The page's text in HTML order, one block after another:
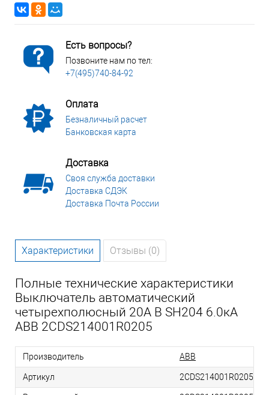
Есть вопросы?
Позвоните нам по тел:
+7(495)740-84-92
Оплата
Безналичный расчет
Банковская карта
Доставка
Своя служба доставки
Доставка СДЭК
Доставка Почта России
Характеристики Отзывы (0)
Полные технические характеристики
Выключатель автоматический
четырехполюсный 20А B SH204 6.0кА
ABB 2CDS214001R0205
Производитель ABB
Артикул 2CDS214001R0205